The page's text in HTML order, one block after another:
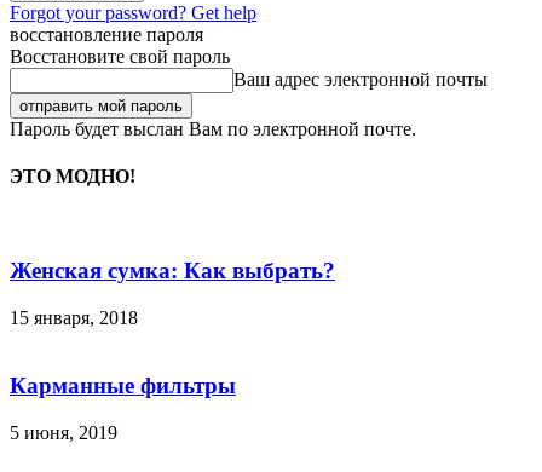
Forgot your password? Get help
восстановление пароля
Восстановите свой пароль
Ваш адрес электронной почты
Пароль будет выслан Вам по электронной почте.
ЭТО МОДНО!
Женская сумка: Как выбрать?
15 января, 2018
Карманные фильтры
5 июня, 2019